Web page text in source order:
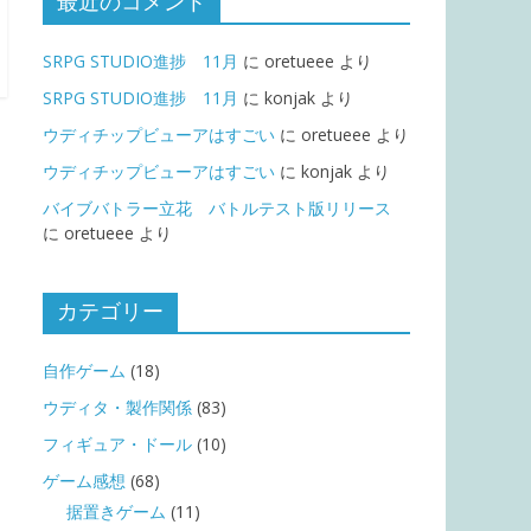
SRPG STUDIO進捗 11月 に oretueee より
SRPG STUDIO進捗 11月 に konjak より
ウディチップビューアはすごい に oretueee より
ウディチップビューアはすごい に konjak より
バイブバトラー立花 バトルテスト版リリース
に oretueee より
カテゴリー
自作ゲーム (18)
ウディタ・製作関係 (83)
フィギュア・ドール (10)
ゲーム感想 (68)
据置きゲーム (11)